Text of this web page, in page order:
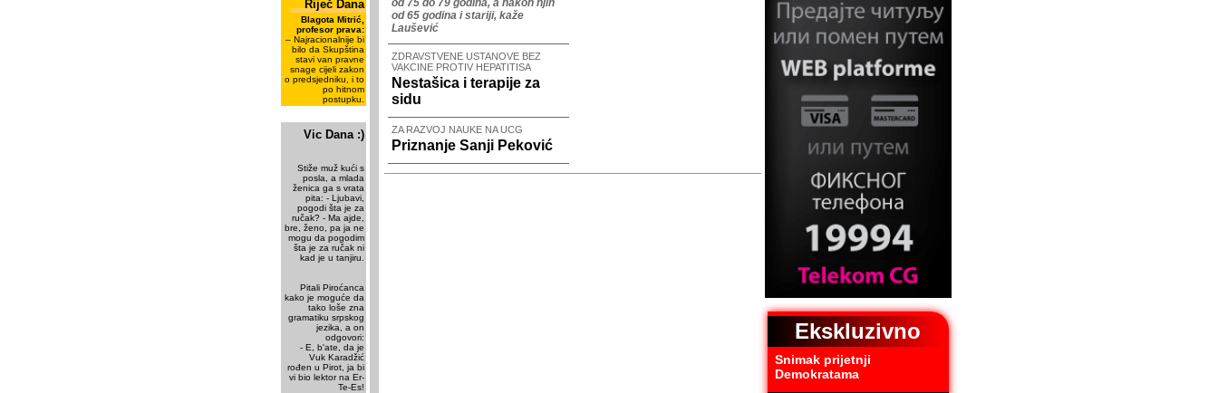
Riječ Dana
Blagota Mitrić,
profesor prava:
– Najracionalnije bi
bilo da Skupština
stavi van pravne
snage cijeli zakon
o predsjedniku, i to
po hitnom
postupku.
Vic Dana :)
Stiže muž kući s
posla, a mlada
ženica ga s vrata
pita: - Ljubavi,
pogodi šta je za
ručak? - Ma ajde,
bre, ženo, pa ja ne
mogu da pogodim
šta je za ručak ni
kad je u tanjiru.
Pitali Piroćanca
kako je moguće da
tako loše zna
gramatiku srpskog
jezika, a on
odgovori:
- E, b'ate, da je
Vuk Karadžić
rođen u Pirot, ja bi
vi bio lektor na Er-
Te-Es!
od 75 do 79 godina, a nakon njih
od 65 godina i stariji, kaže
Laušević
ZDRAVSTVENE USTANOVE BEZ
VAKCINE PROTIV HEPATITISA
Nestašica i terapije za
sidu
ZA RAZVOJ NAUKE NA UCG
Priznanje Sanji Peković
Ekskluzivno
Snimak prijetnji
Demokratama